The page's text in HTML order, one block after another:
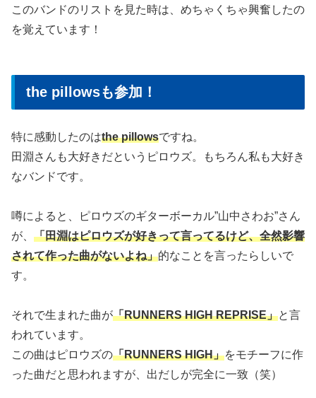
このバンドのリストを見た時は、めちゃくちゃ興奮したの
を覚えています！
the pillowsも参加！
特に感動したのはthe pillowsですね。
田淵さんも大好きだというピロウズ。もちろん私も大好き
なバンドです。
噂によると、ピロウズのギターボーカル”山中さわお”さん
が、 「田淵はピロウズが好きって言ってるけど、全然影響
されて作った曲がないよね」的なことを言ったらしいで
す。
それで生まれた曲が「RUNNERS HIGH REPRISE」と言
われています。
この曲はピロウズの「RUNNERS HIGH」をモチーフに作
った曲だと思われますが、出だしが完全に一致（笑）